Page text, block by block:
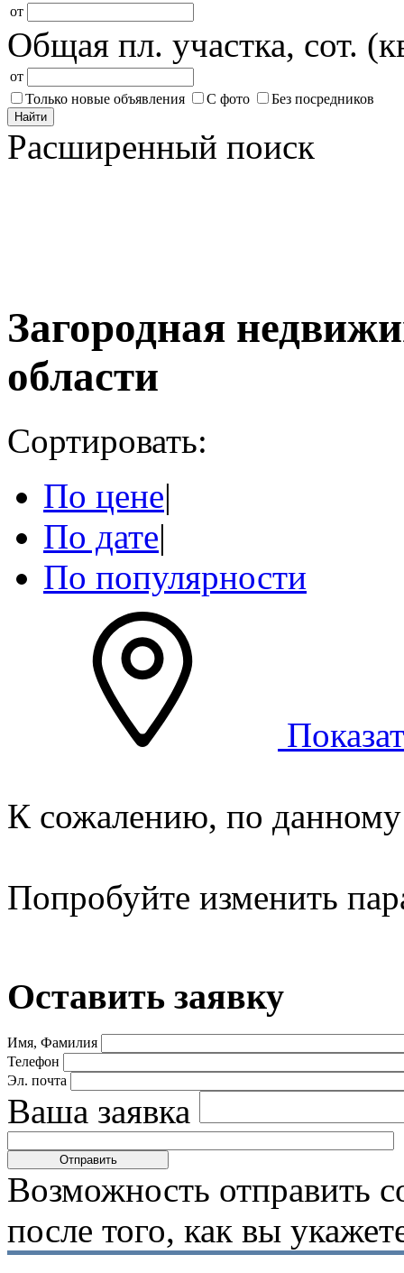
от
Общая пл. участка, сот.
от
Только новые объявления
С фото Без посредников
Найти
Расширенный поиск
Загородная
области
Сортировать:
По цене|
По дате|
По популярности
К сожалению, по данному
Попробуйте изменить
Оставить заявку
Имя, Фамилия
Телефон
Эл. почта
Ваша заявка
Возможность отправить
после того, как вы